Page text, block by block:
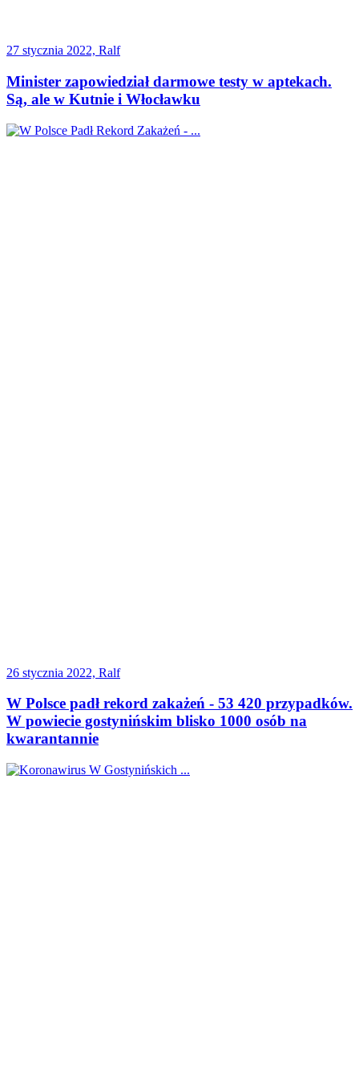
27 stycznia 2022, Ralf
Minister zapowiedział darmowe testy w aptekach.
Są, ale w Kutnie i Włocławku
26 stycznia 2022, Ralf
W Polsce padł rekord zakażeń - 53 420 przypadków.
W powiecie gostynińskim blisko 1000 osób na
kwarantannie